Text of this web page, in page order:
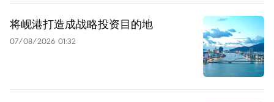
将岘港打造成战略投资目的地
07/08/2026 01:32